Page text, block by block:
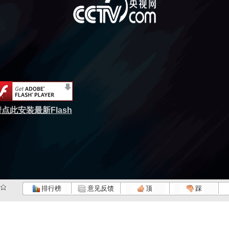
点此安装最新Flash
排行榜 意见反馈 顶 踩